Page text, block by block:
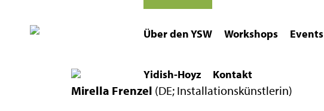
Über den YSW Workshops Events
Yidish-Hoyz Kontakt
Mirella Frenzel (DE; Installationskünstlerin)